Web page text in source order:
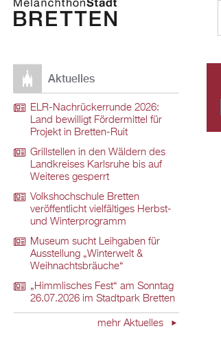
Aktuelles
ELR-Nachrückerrunde 2026:
Land bewilligt Fördermittel für
Projekt in Bretten-Ruit
Grillstellen in den Wäldern des
Landkreises Karlsruhe bis auf
Weiteres gesperrt
Volkshochschule Bretten
veröffentlicht vielfältiges Herbst-
und Winterprogramm
Museum sucht Leihgaben für
Ausstellung „Winterwelt &
Weihnachtsbräuche“
„Himmlisches Fest“ am Sonntag
26.07.2026 im Stadtpark Bretten
mehr Aktuelles